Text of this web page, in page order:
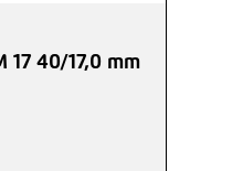
17 40/17,0 mm